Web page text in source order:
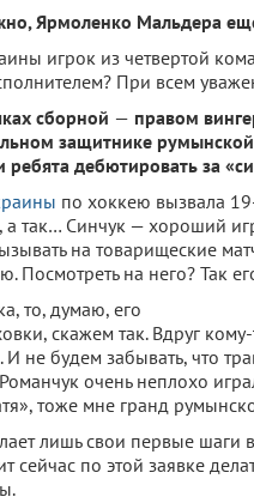
Ярмоленко Мальдера
игрок из четвертой
При всем
сборной — правом
защитнике румынской
ребята дебютировать за
по хоккею вызвала
так… Синчук — хороший
на товарищеские
Посмотреть на него? Так
то, думаю, его
скажем так. Вдруг
не будем забывать, что
очень неплохо
тоже мне гранд
лишь свои первые шаги
сейчас по этой заявке